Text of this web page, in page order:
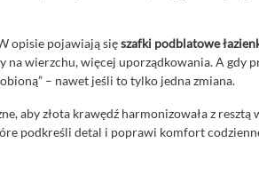
opisie pojawiają sięszafki podblatowe
wierzchu, więcej uporządkowania. A gdy
– nawet jeśli to tylko jedna zmiana.
aby złota krawędź harmonizowała z resztą
podkreśli detal i poprawi komfort